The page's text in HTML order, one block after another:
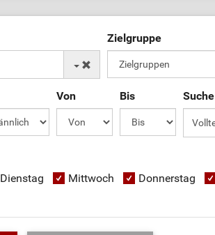
Zielgruppe
Von Bis Suche
Dienstag Mittwoch Donnerstag